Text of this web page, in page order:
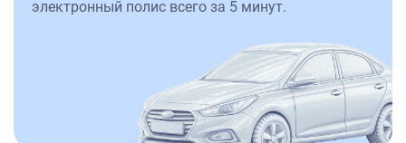
электронный полис всего за 5 минут.